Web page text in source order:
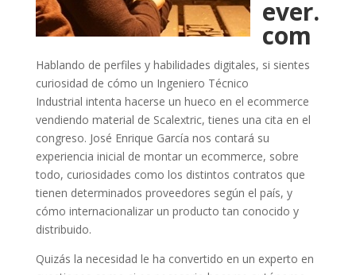
ever.
com
Hablando de perfiles y habilidades digitales, si sientes
curiosidad de cómo un Ingeniero Técnico
Industrial intenta hacerse un hueco en el ecommerce
vendiendo material de Scalextric, tienes una cita en el
congreso. José Enrique García nos contará su
experiencia inicial de montar un ecommerce, sobre
todo, curiosidades como los distintos contratos que
tienen determinados proveedores según el país, y
cómo internacionalizar un producto tan conocido y
distribuido.
Quizás la necesidad le ha convertido en un experto en